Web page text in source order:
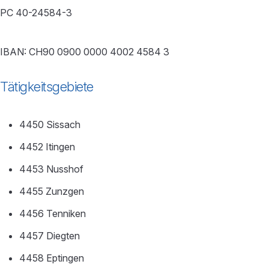
PC 40-24584-3
IBAN: CH90 0900 0000 4002 4584 3
Tätigkeitsgebiete
4450 Sissach
4452 Itingen
4453 Nusshof
4455 Zunzgen
4456 Tenniken
4457 Diegten
4458 Eptingen